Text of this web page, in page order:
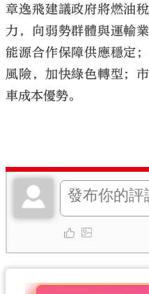
章逸飛建議政府將燃油
力，向弱勢群體與運輸
能源合作保障供應穩定
風險，加快綠色轉型；
車成本優勢。